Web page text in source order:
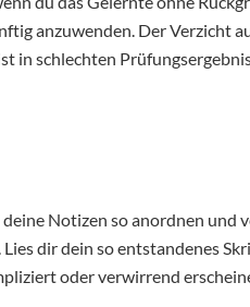
anzuwenden. Der Verzicht
in schlechten
Notizen so anordnen und
dir dein so entstandenes
oder verwirrend